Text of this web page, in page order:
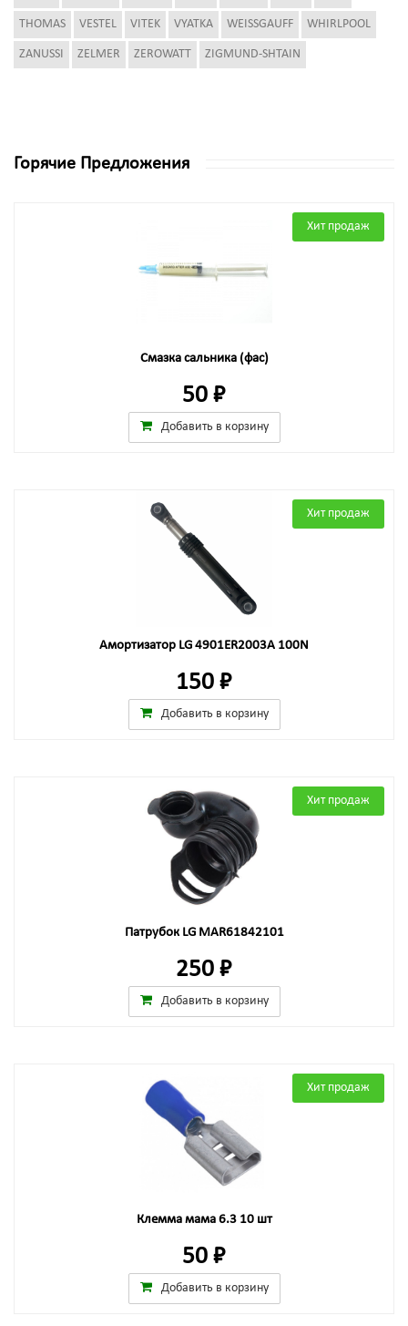
THOMAS VESTEL VITEK VYATKA WEISSGAUFF WHIRLPOOL
ZANUSSI ZELMER ZEROWATT ZIGMUND-SHTAIN
Горячие Предложения
Хит продаж
Смазка сальника (фас)
50 ₽
Добавить в корзину
Хит продаж
Амортизатор LG 4901ER2003A 100N
150 ₽
Добавить в корзину
Хит продаж
Патрубок LG MAR61842101
250 ₽
Добавить в корзину
Хит продаж
Клемма мама 6.3 10 шт
50 ₽
Добавить в корзину